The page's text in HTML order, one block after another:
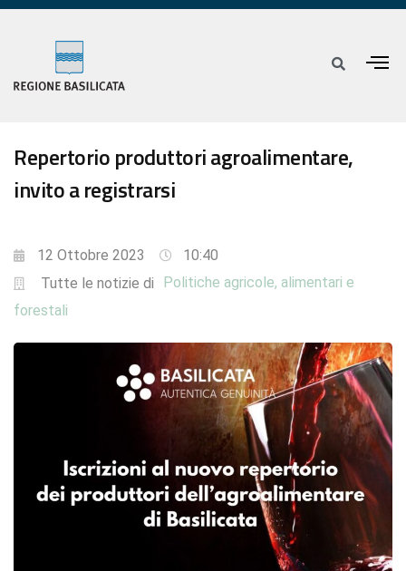
Repertorio produttori agroalimentare,
invito a registrarsi
12 Ottobre 2023
10:40
Tutte le notizie di
Politiche agricole, alimentari e
forestali